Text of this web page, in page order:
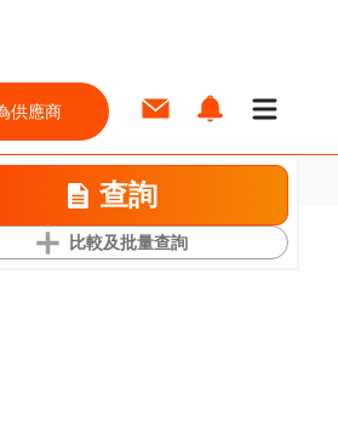
供應商
查詢
比較及批量查詢